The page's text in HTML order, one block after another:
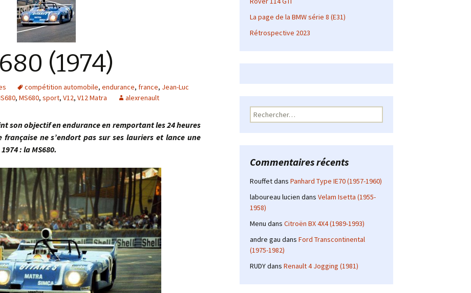
(1974)
compétition automobile, endurance, france, Jean-Luc
, MS680, sport, V12, V12 Matra alexrenault
objectif en endurance en remportant les 24 heures
française ne s’endort pas sur ses lauriers et lance une
: la MS680.
La page de la BMW série 8 (E31)
Rétrospective 2023
Rechercher :
Commentaires récents
Rouffetdans Panhard Type IE70 (1957-1960)
laboureau lucien dans Velam Isetta (1955-
1958)
Menu dans Citroën BX 4X4 (1989-1993)
andre gau dans Ford Transcontinental
(1975-1982)
RUDYdans Renault 4 Jogging (1981)